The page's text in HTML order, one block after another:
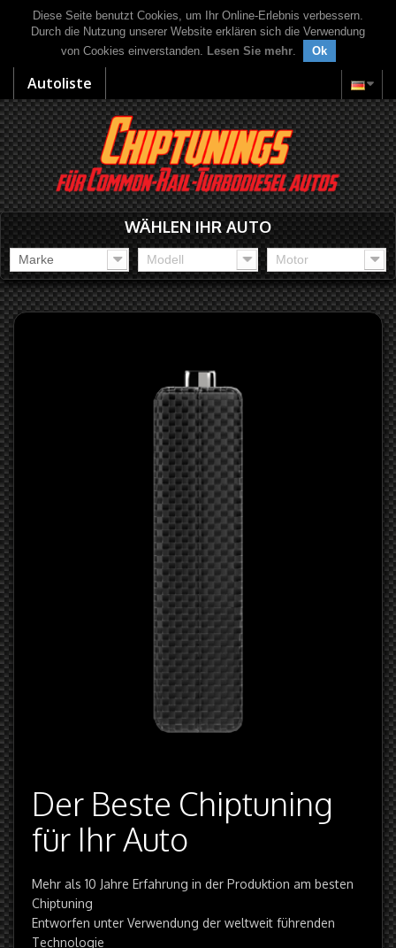
Diese Seite benutzt Cookies, um Ihr Online-Erlebnis verbessern.
Durch die Nutzung unserer Website erklären sich die Verwendung
von Cookies einverstanden. Lesen Sie mehr. Ok
Autoliste
WÄHLEN IHR AUTO
Marke Modell Motor
Der Beste Chiptuning
für Ihr Auto
Mehr als 10 Jahre Erfahrung in der Produktion am besten
Chiptuning
Entworfen unter Verwendung der weltweit führenden
Technologie